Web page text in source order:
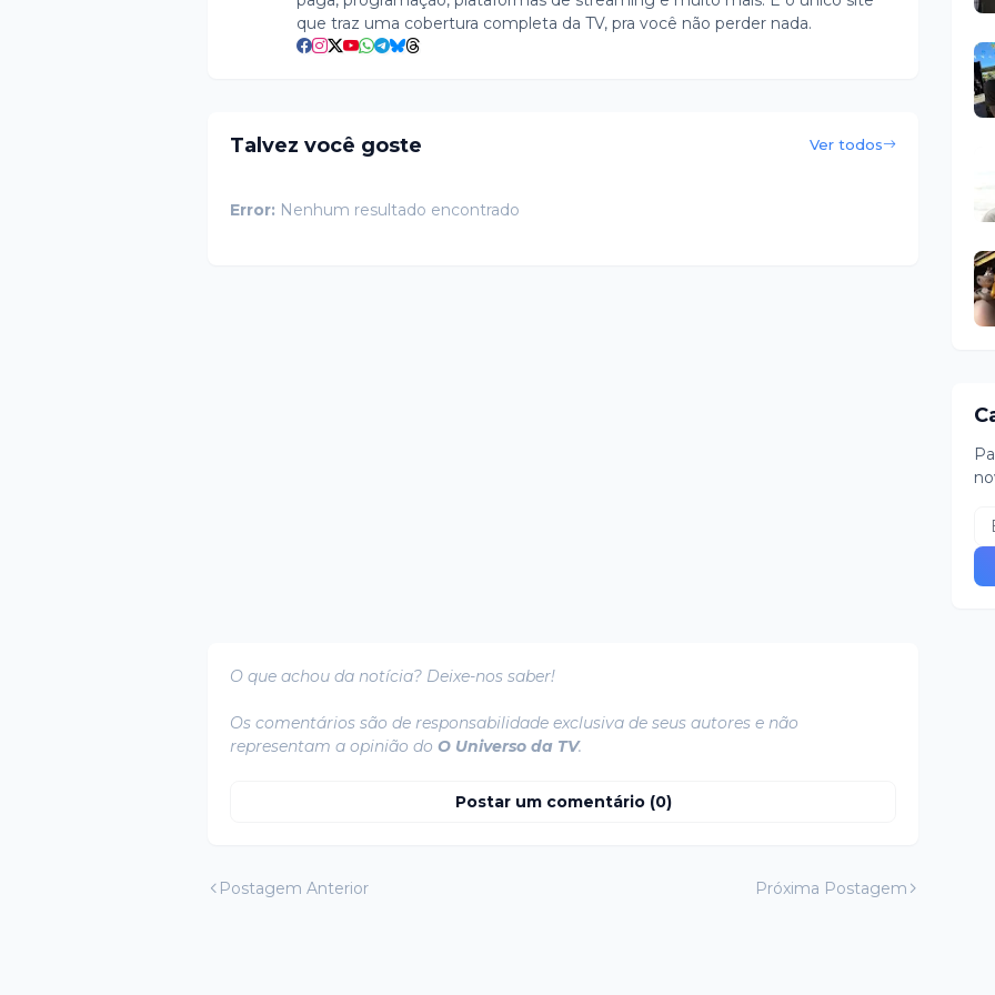
que traz uma cobertura completa da TV, pra você não perder nada.
Talvez você goste Ver todos
Error: Nenhum resultado encontrado
O que achou da notícia? Deixe-nos saber!
Os comentários são de responsabilidade exclusiva de seus autores e não
representam a opinião do O Universo da TV.
Postar um comentário (0)
Postagem Anterior Próxima Postagem